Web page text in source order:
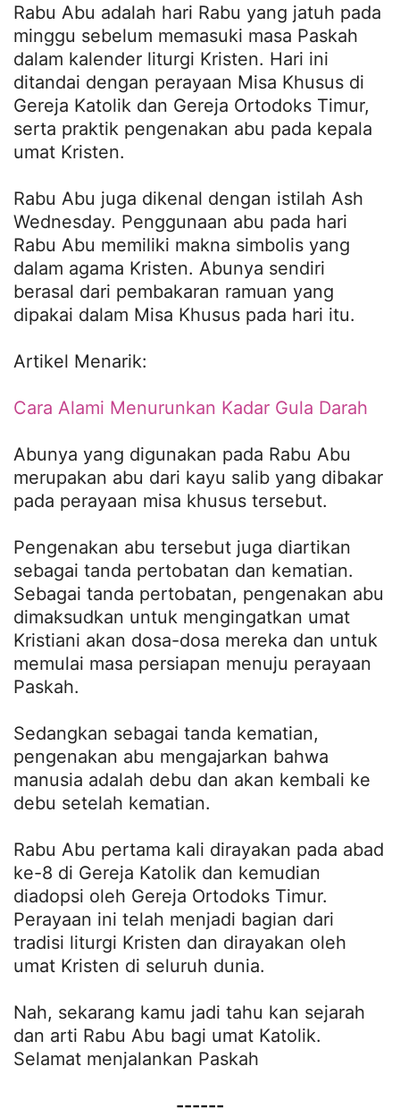
Rabu Abu adalah hari Rabu yang jatuh pada
minggu sebelum memasuki masa Paskah
dalam kalender liturgi Kristen. Hari ini
ditandai dengan perayaan Misa Khusus di
Gereja Katolik dan Gereja Ortodoks Timur,
serta praktik pengenakan abu pada kepala
umat Kristen.
Rabu Abu juga dikenal dengan istilah Ash
Wednesday. Penggunaan abu pada hari
Rabu Abu memiliki makna simbolis yang
dalam agama Kristen. Abunya sendiri
berasal dari pembakaran ramuan yang
dipakai dalam Misa Khusus pada hari itu.
Artikel Menarik:
Cara Alami Menurunkan Kadar Gula Darah
Abunya yang digunakan pada Rabu Abu
merupakan abu dari kayu salib yang dibakar
pada perayaan misa khusus tersebut.
Pengenakan abu tersebut juga diartikan
sebagai tanda pertobatan dan kematian.
Sebagai tanda pertobatan, pengenakan abu
dimaksudkan untuk mengingatkan umat
Kristiani akan dosa-dosa mereka dan untuk
memulai masa persiapan menuju perayaan
Paskah.
Sedangkan sebagai tanda kematian,
pengenakan abu mengajarkan bahwa
manusia adalah debu dan akan kembali ke
debu setelah kematian.
Rabu Abu pertama kali dirayakan pada abad
ke-8 di Gereja Katolik dan kemudian
diadopsi oleh Gereja Ortodoks Timur.
Perayaan ini telah menjadi bagian dari
tradisi liturgi Kristen dan dirayakan oleh
umat Kristen di seluruh dunia.
Nah, sekarang kamu jadi tahu kan sejarah
dan arti Rabu Abu bagi umat Katolik.
Selamat menjalankan Paskah
------